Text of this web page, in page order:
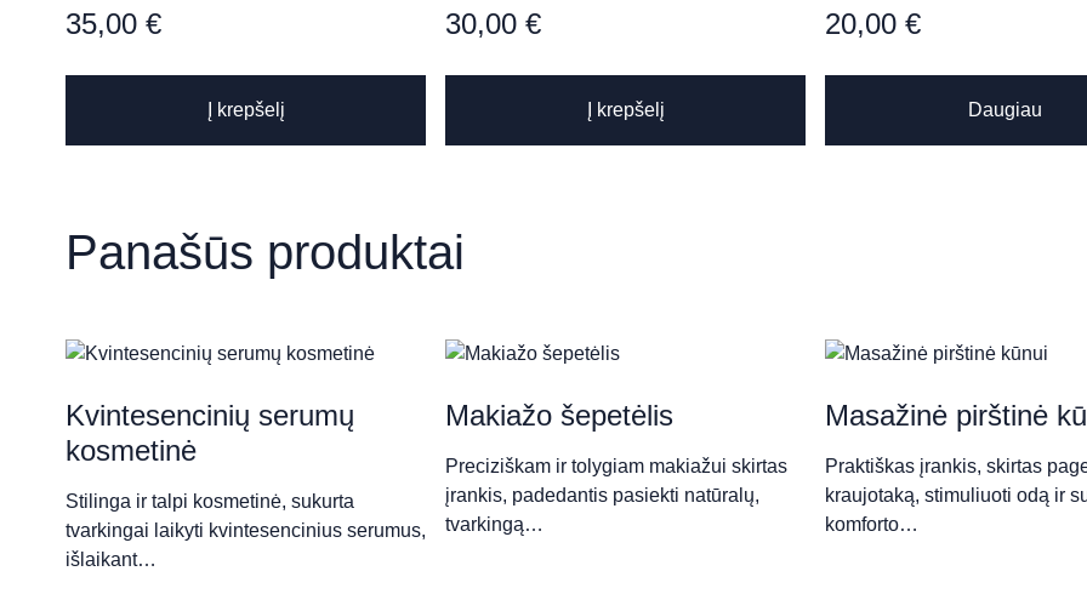
„Holistinė kosmetologija“
„MANODA“ klinika​
Aušros Skin Clinic & Wellness SPA
35,00 €
Į krepšelį
30,00 €
Į krepšelį
20,00 €
Daugiau
Panašūs produktai
Kvintesencinių serumų
kosmetinė
Stilinga ir talpi kosmetinė, sukurta
tvarkingai laikyti kvintesencinius serumus,
išlaikant…
Makiažo šepetėlis
Preciziškam ir tolygiam makiažui skirtas
įrankis, padedantis pasiekti natūralų,
tvarkingą…
Masažinė pirštinė
Praktiškas įrankis, skirtas
kraujotaką, stimuliuoti odą ir
komforto…